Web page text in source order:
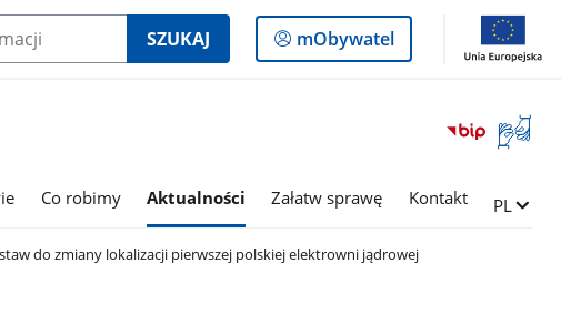
SZUKAJ
Logowanie
do
mObywatel
Otwórz
okno
języka
Co robimy Aktualności Załatw sprawę Kontakt Zmień
PL
do zmiany lokalizacji pierwszej polskiej elektrowni jądrowej